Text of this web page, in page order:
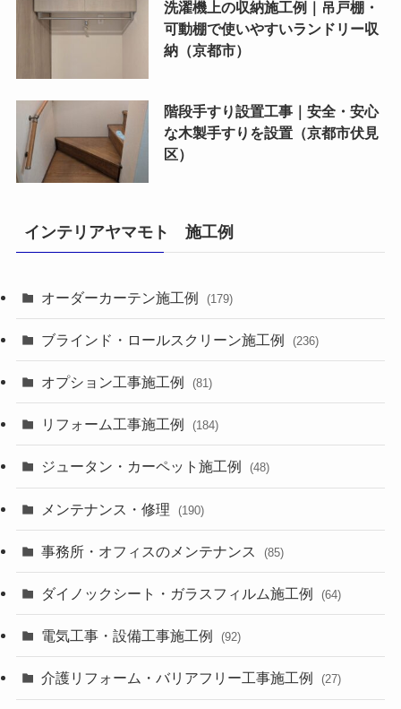
洗濯機上の収納施工例｜吊戸棚・
可動棚で使いやすいランドリー収
納（京都市）
階段手すり設置工事｜安全・安心
な木製手すりを設置（京都市伏見
区）
インテリアヤマモト 施工例
オーダーカーテン施工例 (179)
ブラインド・ロールスクリーン施工例 (236)
オプション工事施工例 (81)
リフォーム工事施工例 (184)
ジュータン・カーペット施工例 (48)
メンテナンス・修理 (190)
事務所・オフィスのメンテナンス (85)
ダイノックシート・ガラスフィルム施工例 (64)
電気工事・設備工事施工例 (92)
介護リフォーム・バリアフリー工事施工例 (27)